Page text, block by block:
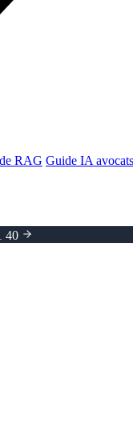
RAG Guide IA avocats
40